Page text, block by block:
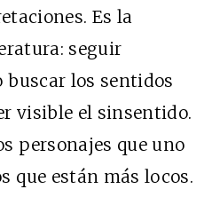
Es la
seguir
buscar los sentidos
visible el sinsentido.
personajes que uno
que están más locos.